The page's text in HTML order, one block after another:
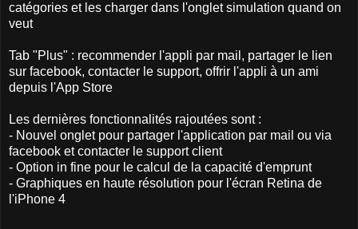
catégories et les charger dans l'onglet simulation quand on
veut
Tab "Plus" : recommender l'appli par mail, partager le lien
sur facebook, contacter le support, offrir l'appli à un ami
depuis l'App Store
Les dernières fonctionnalités rajoutées sont :
- Nouvel onglet pour partager l'application par mail ou via
facebook et contacter le support client
- Option in fine pour le calcul de la capacité d'emprunt
- Graphiques en haute résolution pour l'écran Retina de
l'iPhone 4